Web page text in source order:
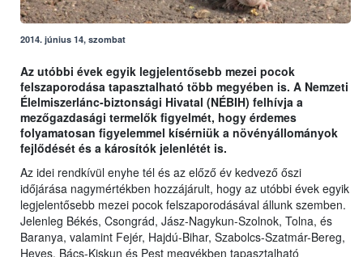
2014. június 14, szombat
Az utóbbi évek egyik legjelentősebb mezei pocok
felszaporodása tapasztalható több megyében is. A Nemzeti
Élelmiszerlánc-biztonsági Hivatal (NÉBIH) felhívja a
mezőgazdasági termelők figyelmét, hogy érdemes
folyamatosan figyelemmel kísérniük a növényállományok
fejlődését és a károsítók jelenlétét is.
Az idei rendkívül enyhe tél és az előző év kedvező őszi
időjárása nagymértékben hozzájárult, hogy az utóbbi évek egyik
legjelentősebb mezei pocok felszaporodásával állunk szemben.
Jelenleg Békés, Csongrád, Jász-Nagykun-Szolnok, Tolna, és
Baranya, valamint Fejér, Hajdú-Bihar, Szabolcs-Szatmár-Bereg,
Heves, Bács-Kiskun és Pest megyékben tapasztalható